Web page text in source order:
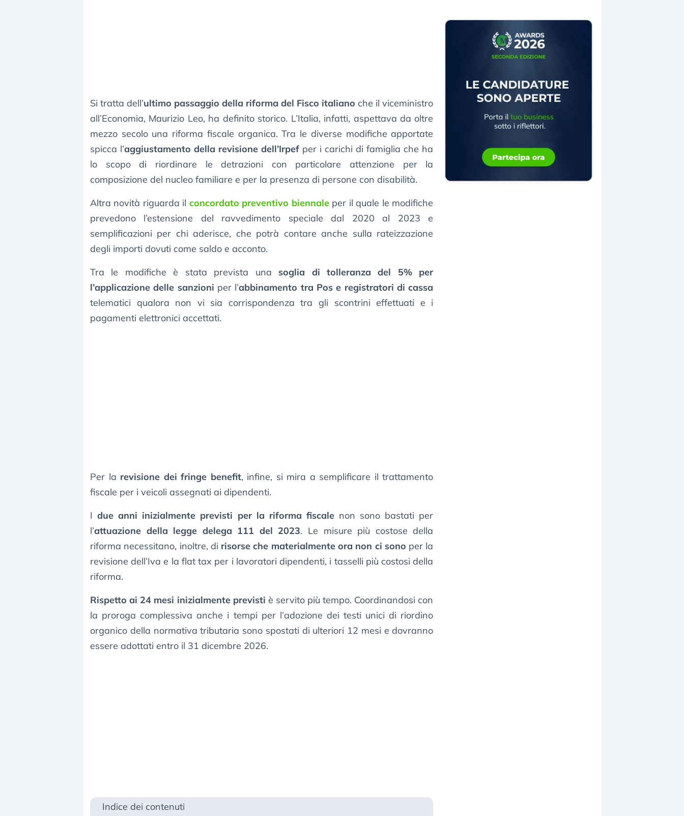
Si tratta dell’ultimo passaggio della riforma del Fisco italiano che il viceministro
all’Economia, Maurizio Leo, ha definito storico. L’Italia, infatti, aspettava da oltre
mezzo secolo una riforma fiscale organica. Tra le diverse modifiche apportate
spicca l’aggiustamento della revisione dell’Irpef per i carichi di famiglia che ha
lo scopo di riordinare le detrazioni con particolare attenzione per la
composizione del nucleo familiare e per la presenza di persone con disabilità.
Altra novità riguarda il concordato preventivo biennaleper il quale le modifiche
prevedono l’estensione del ravvedimento speciale dal 2020 al 2023 e
semplificazioni per chi aderisce, che potrà contare anche sulla rateizzazione
degli importi dovuti come saldo e acconto.
Tra le modifiche è stata prevista una soglia di tolleranza del 5% per
l’applicazione delle sanzioni per l’abbinamento tra Pos e registratori di cassa
telematici qualora non vi sia corrispondenza tra gli scontrini effettuati e i
pagamenti elettronici accettati.
Per la revisione dei fringe benefit, infine, si mira a semplificare il trattamento
fiscale per i veicoli assegnati ai dipendenti.
Idue anni inizialmente previsti per la riforma fiscalenon sono bastati per
l’attuazione della legge delega 111 del 2023. Le misure più costose della
riforma necessitano, inoltre, di risorse che materialmente ora non ci sono per la
revisione dell’Iva e la flat tax per i lavoratori dipendenti, i tasselli più costosi della
riforma.
Rispetto ai 24 mesi inizialmente previsti è servito più tempo. Coordinandosi con
la proroga complessiva anche i tempi per l’adozione dei testi unici di riordino
organico della normativa tributaria sono spostati di ulteriori 12 mesi e dovranno
essere adottati entro il 31 dicembre 2026.
Indice dei contenuti